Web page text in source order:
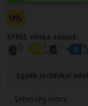
0%
EPREL cimke adatok:
Egyéb technikai
Sebesség index